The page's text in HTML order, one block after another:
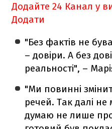
Додайте 24 Канал у
Додати
"Без фактів не
– довіри. А без
реальності", –
"Ми повинні
речей. Так далі
думаю не лише